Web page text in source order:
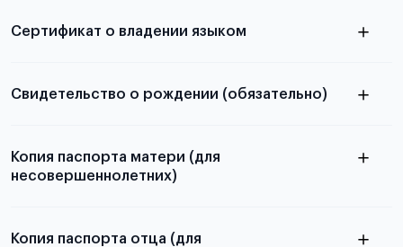
Подробнее о требуемой сумме,
Сертификат о владении языком
Свидетельство о рождении (обязательно)
Копия паспорта матери (для
несовершеннолетних)
Копия паспорта отца (для